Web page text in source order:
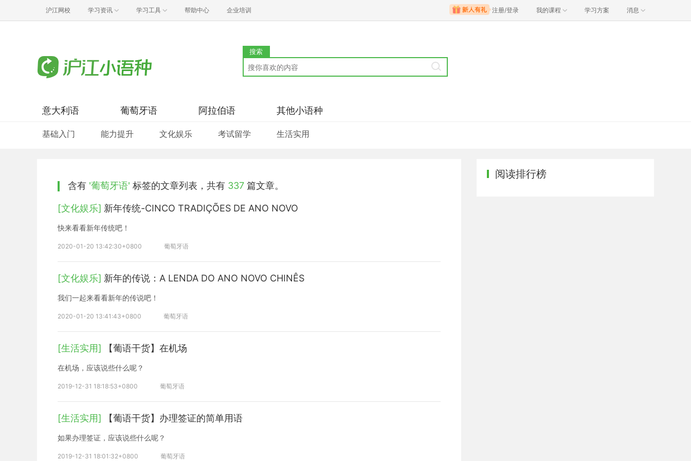
沪江网校 学习资讯 学习工具 帮助中心 企业培训 注册/登录 我的课程 学习方案 消息
搜索
意大利语
基础入门 能力提升 文化娱乐 考试留学 生活实用
葡萄牙语 阿拉伯语 其他小语种
含有 '葡萄牙语' 标签的文章列表，共有 337 篇文章。
[文化娱乐] 新年传统-CINCO TRADIÇÕES DE ANO NOVO
快来看看新年传统吧！
2020-01-20 13:42:30+0800 葡萄牙语
[文化娱乐] 新年的传说：A LENDA DO ANO NOVO CHINÊS
我们一起来看看新年的传说吧！
2020-01-20 13:41:43+0800 葡萄牙语
[生活实用] 【葡语干货】在机场
在机场，应该说些什么呢？
2019-12-31 18:18:53+0800 葡萄牙语
[生活实用] 【葡语干货】办理签证的简单用语
如果办理签证，应该说些什么呢？
2019-12-31 18:01:32+0800 葡萄牙语
阅读排行榜